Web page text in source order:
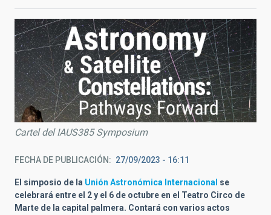
Cartel del IAUS385 Symposium
FECHA DE PUBLICACIÓN 27/09/2023 - 16:11
El simposio de la Unión Astronómica Internacional se
celebrará entre el 2 y el 6 de octubre en el Teatro Circo de
Marte de la capital palmera. Contará con varios actos